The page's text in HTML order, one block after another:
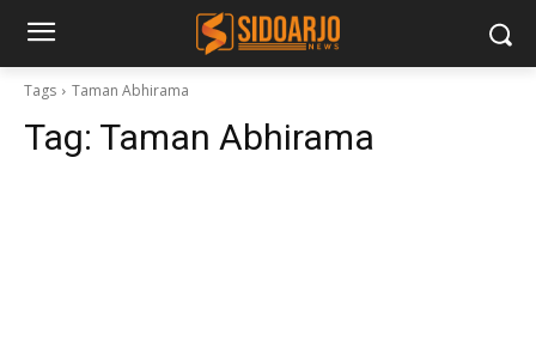
Tags Taman Abhirama
Tag: Taman Abhirama